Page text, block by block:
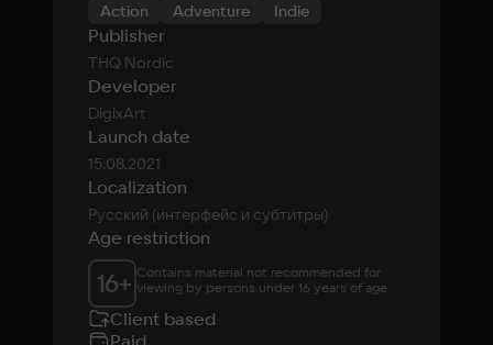
Action Adventure Indie
Publisher
THQ Nordic
Developer
DigixArt
Launch date
15.08.2021
Localization
Русский (интерфейс и субтитры)
Age restriction
16+ Contains material not recommended for
viewing by persons under 16 years of age
Client based
Paid